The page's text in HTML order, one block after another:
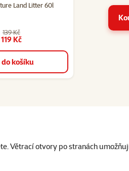
Land Litter 60l
139 Kč
119 Kč
do košíku
Větrací otvory po stranách